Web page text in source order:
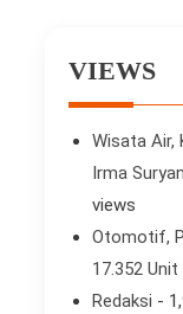
VIEWS
Wisata Air,
Irma
views
Otomotif,
17.352
Redaksi -